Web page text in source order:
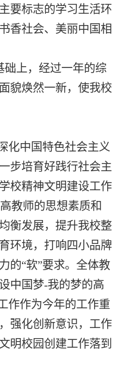
要标志的学习生活环
香社会、美丽中国相
础上，经过一年的综
貌焕然一新，使我校
化中国特色社会主义
步培育好践行社会主
校精神文明建设工作
教师的思想素质和
衡发展，提升我校整
环境，打响四小品牌
的“软”要求。全体教
中国梦-我的梦的高
作作为今年的工作重
强化创新意识，工作
明校园创建工作落到